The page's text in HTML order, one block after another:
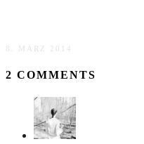
8. MÄRZ 2014
2 COMMENTS